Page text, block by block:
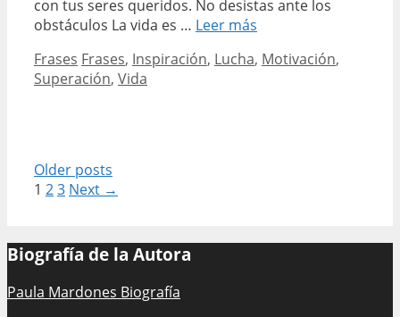
con tus seres queridos. No desistas ante los
obstáculos La vida es … Leer más
motivadoras
que
Categories
Frases Tags
Frases, Inspiración, Lucha, Motivación,
Superación, Vida
Post
navigation
Older posts
1 23 Next →
Biografía de la Autora
Paula Mardones Biografía